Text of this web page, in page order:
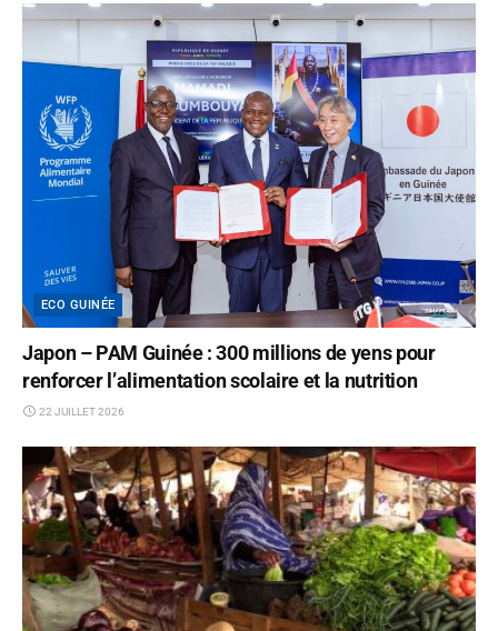
ECO GUINÉE
Japon – PAM Guinée : 300 millions de yens pour
renforcer l’alimentation scolaire et la nutrition
22 JUILLET 2026